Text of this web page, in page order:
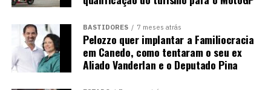
BASTIDORES 7 meses atrás
Pelozzo quer implantar a Familiocracia
em Canedo, como tentaram o seu ex
Aliado Vanderlan e o Deputado Pina